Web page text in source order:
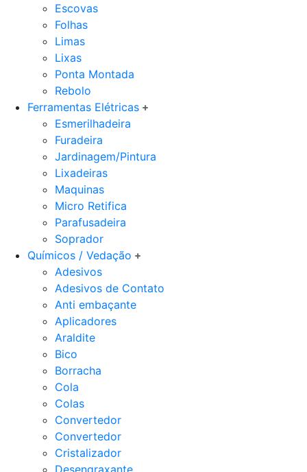
Escovas
Folhas
Limas
Lixas
Ponta Montada
Rebolo
Ferramentas Elétricas
Esmerilhadeira
Furadeira
Jardinagem/Pintura
Lixadeiras
Maquinas
Micro Retifica
Parafusadeira
Soprador
Químicos / Vedação
Adesivos
Adesivos de Contato
Anti embaçante
Aplicadores
Araldite
Bico
Borracha
Cola
Colas
Convertedor
Convertedor
Cristalizador